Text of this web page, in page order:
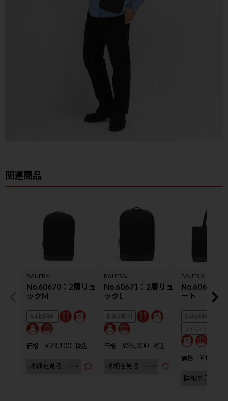
BAUERⅣ
No.60670：2層リュ
ックM
A4収納可
価格 ¥23,100 税込
詳細を見る
BAUERⅣ
No.60671：2層リュ
ックL
B4収納可
価格 ¥25,300 税込
詳細を見る
BAUERⅣ
No.60672：
ート
B4収納可
フロントにA4
価格 ¥19,800
詳細を見る